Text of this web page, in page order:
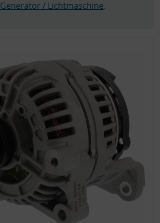
Generator / Lichtmaschine.